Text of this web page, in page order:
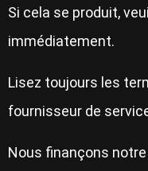
Si cela se produit,
immédiatement.
Lisez toujours les
fournisseur de
Nous finançons